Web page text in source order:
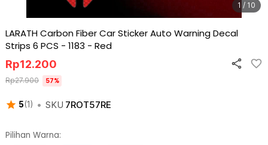
1 / 10
LARATH Carbon Fiber Car Sticker Auto Warning Decal
Strips 6 PCS - 1183 - Red
5(1 ) • SKU 7ROT57RE
Rp12.200
Rp27.900 57%
Pilihan Warna: